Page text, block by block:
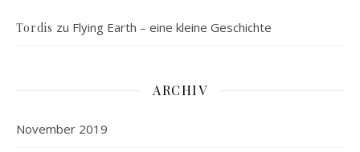
Tordis zu Flying Earth – eine kleine Geschichte
ARCHIV
November 2019